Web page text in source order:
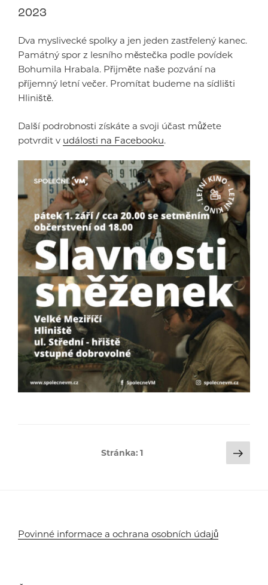
2023
Dva myslivecké spolky a jen jeden zastřelený kanec.
Památný spor z lesního městečka podle povídek
Bohumila Hrabala. Přijměte naše pozvání na
příjemný letní večer. Promítat budeme na sídlišti
Hliniště.
Další podrobnosti získáte a svoji účast můžete
potvrdit v události na Facebooku.
Stránka:1
Povinné informace a ochrana osobních údajů